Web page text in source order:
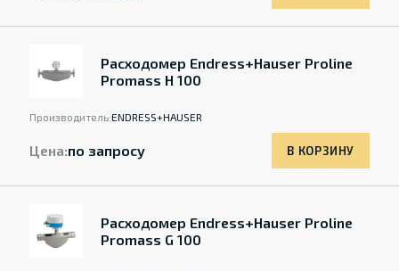
Расходомер Endress+Hauser Proline
Promass H 100
Производитель:ENDRESS+HAUSER
Цена:по запросу В КОРЗИНУ
Расходомер Endress+Hauser Proline
Promass G 100